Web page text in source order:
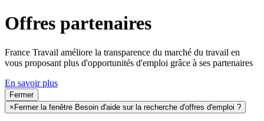
Offres partenaires
France Travail améliore la transparence du marché du travail en
vous proposant plus d'opportunités d'emploi grâce à ses partenaires
En savoir plus
Fermer
×Fermer la fenêtre Besoin d'aide sur la recherche d'offres d'emploi ?